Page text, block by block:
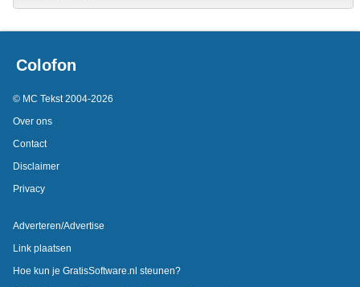
Colofon
© MC Tekst 2004-2026
Over ons
Contact
Disclaimer
Privacy
Adverteren/Advertise
Link plaatsen
Hoe kun je GratisSoftware.nl steunen?